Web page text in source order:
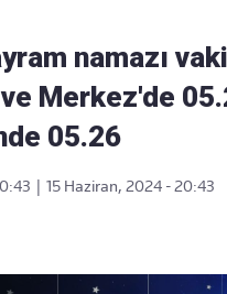
namazı
Merkez'de
05.26
15 Haziran, 2024 - 20:43